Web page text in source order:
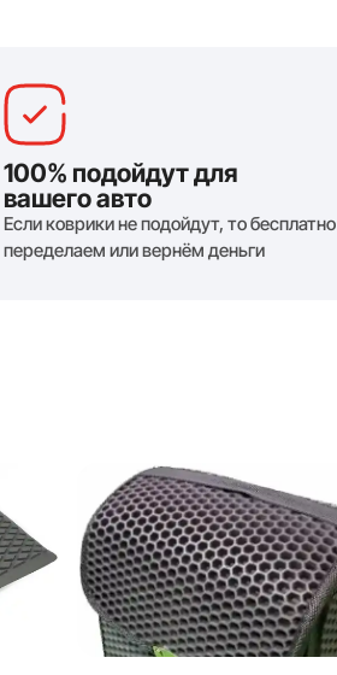
100% подойдут для
вашего авто
Если коврики не подойдут, то бесплатно
переделаем или вернём деньги